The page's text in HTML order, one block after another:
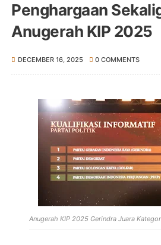
Penghargaan
Anugerah KIP 2025
DECEMBER 16, 2025 0 COMMENTS
Anugerah KIP 2025 Gerindra Juara